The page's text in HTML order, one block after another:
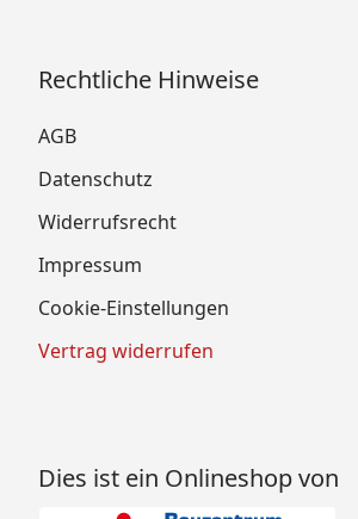
Rechtliche Hinweise
AGB
Datenschutz
Widerrufsrecht
Impressum
Cookie-Einstellungen
Vertrag widerrufen
Dies ist ein Onlineshop von